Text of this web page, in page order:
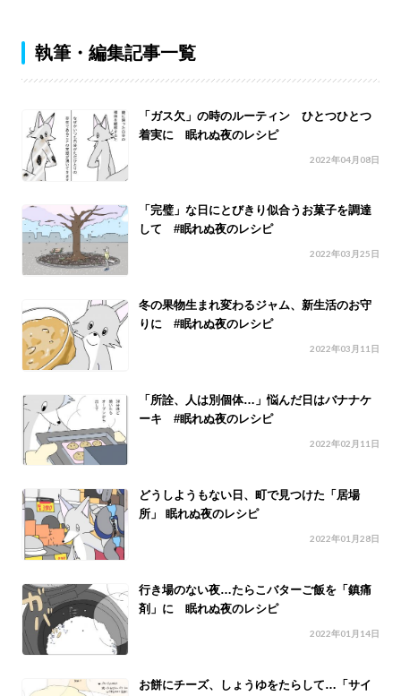
執筆・編集記事一覧
「ガス欠」の時のルーティン ひとつひとつ
着実に 眠れぬ夜のレシピ
2022年04月08日
「完璧」な日にとびきり似合うお菓子を調達
して #眠れぬ夜のレシピ
2022年03月25日
冬の果物生まれ変わるジャム、新生活のお守
りに #眠れぬ夜のレシピ
2022年03月11日
「所詮、人は別個体…」悩んだ日はバナナケ
ーキ #眠れぬ夜のレシピ
2022年02月11日
どうしようもない日、町で見つけた「居場
所」 眠れぬ夜のレシピ
2022年01月28日
行き場のない夜…たらこバターご飯を「鎮痛
剤」に 眠れぬ夜のレシピ
2022年01月14日
お餅にチーズ、しょうゆをたらして…「サイ